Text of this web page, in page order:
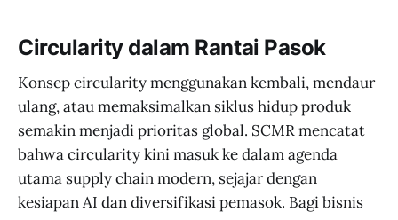
Circularity dalam Rantai Pasok
Konsep circularity menggunakan kembali, mendaur
ulang, atau memaksimalkan siklus hidup produk
semakin menjadi prioritas global. SCMR mencatat
bahwa circularity kini masuk ke dalam agenda
utama supply chain modern, sejajar dengan
kesiapan AI dan diversifikasi pemasok. Bagi bisnis